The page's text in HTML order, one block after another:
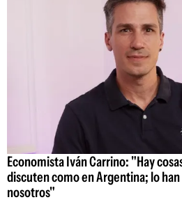
Economista Iván Carrino: "Hay
discuten como en Argentina; lo
nosotros"